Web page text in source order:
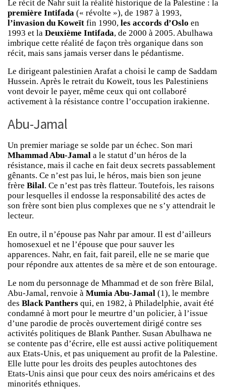
Le récit de Nahr suit la réalité historique de la Palestine : la
première Intifada (« révolte »), de 1987 à 1993,
l’invasion du Koweït fin 1990, les accords d’Oslo en
1993 et la Deuxième Intifada, de 2000 à 2005. Abulhawa
imbrique cette réalité de façon très organique dans son
récit, mais sans jamais verser dans le pédantisme.
Le dirigeant palestinien Arafat a choisi le camp de Saddam
Hussein. Après le retrait du Koweït, tous les Palestiniens
vont devoir le payer, même ceux qui ont collaboré
activement à la résistance contre l’occupation irakienne.
Abu-Jamal
Un premier mariage se solde par un échec. Son mari
Mhammad Abu-Jamal a le statut d’un héros de la
résistance, mais il cache en fait deux secrets passablement
gênants. Ce n’est pas lui, le héros, mais bien son jeune
frère Bilal. Ce n’est pas très flatteur. Toutefois, les raisons
pour lesquelles il endosse la responsabilité des actes de
son frère sont bien plus complexes que ne s’y attendrait le
lecteur.
En outre, il n’épouse pas Nahr par amour. Il est d’ailleurs
homosexuel et ne l’épouse que pour sauver les
apparences. Nahr, en fait, fait pareil, elle ne se marie que
pour répondre aux attentes de sa mère et de son entourage.
Le nom du personnage de Mhammad et de son frère Bilal,
Abu-Jamal, renvoie à Mumia Abu-Jamal (1), le membre
des Black Panthers qui, en 1982, à Philadelphie, avait été
condamné à mort pour le meurtre d’un policier, à l’issue
d’une parodie de procès ouvertement dirigé contre ses
activités politiques de Blank Panther. Susan Abulhawa ne
se contente pas d’écrire, elle est aussi active politiquement
aux Etats-Unis, et pas uniquement au profit de la Palestine.
Elle lutte pour les droits des peuples autochtones des
Etats-Unis ainsi que pour ceux des noirs américains et des
minorités ethniques.